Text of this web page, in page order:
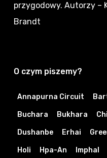
przygodowy. Autorzy –
Brandt
O czym piszemy?
Annapurna Circuit
Buchara Bukhara
Dushanbe Erhai
Holi Hpa-An Imphal